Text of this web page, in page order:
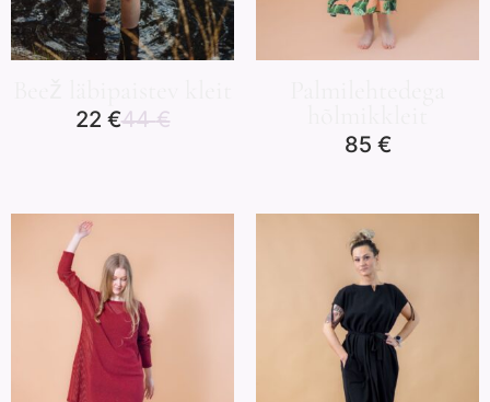
44€
22 €
85 €